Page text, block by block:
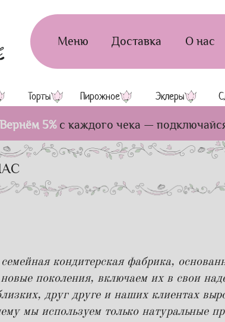
Меню Доставка О нас
Торты Пирожное Эклеры
Вернём 5% с каждого чека —
кондитерская фабрика,
поколения, включаем их в свои
друг друге и наших клиентах
мы используем только натуральные